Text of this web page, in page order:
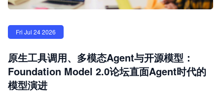
Fri Jul 24 2026
原生工具调用、多模态Agent与开源模型：
Foundation Model 2.0论坛直面Agent时代的
模型演进